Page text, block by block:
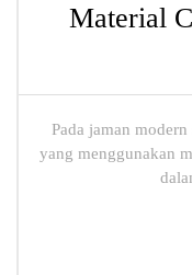
Material
Pada jaman
yang menggunakan